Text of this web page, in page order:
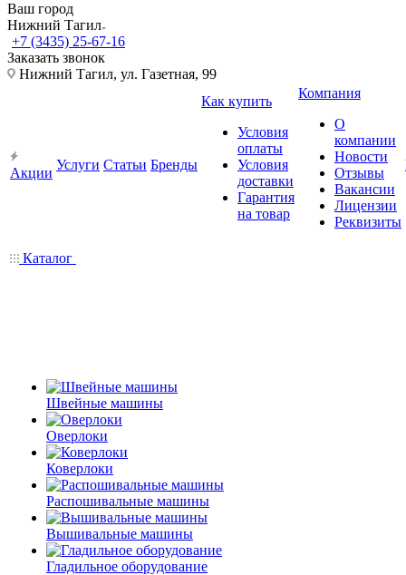
Ваш город
Нижний Тагил
+7 (3435) 25-67-16
Заказать звонок
Нижний Тагил, ул. Газетная, 99
Акции
Услуги Статьи Бренды
Как купить
Условия
оплаты
Условия
доставки
Гарантия
на товар
Компания
О
компании
Новости
Отзывы
Вакансии
Лицензии
Реквизиты
Каталог
Швейные машины
Оверлоки
Коверлоки
Распошивальные машины
Вышивальные машины
Гладильное оборудование